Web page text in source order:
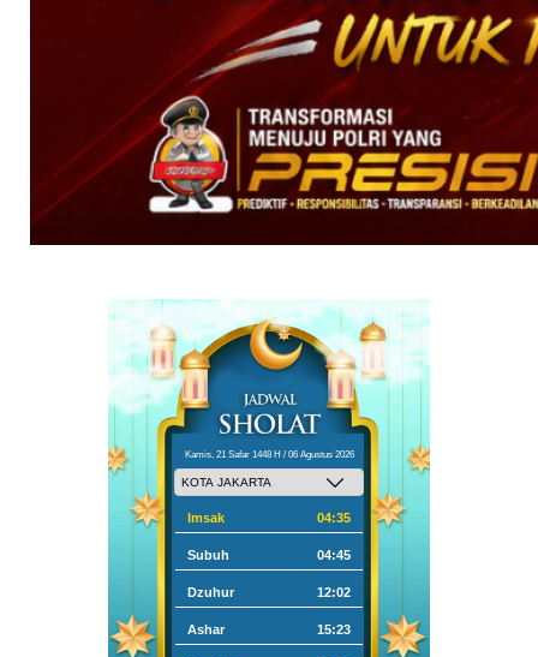
Kamis, 21 Safar 1448 H / 06 Agustus 2026
Imsak 04:35
Subuh 04:45
Dzuhur 12:02
Ashar 15:23